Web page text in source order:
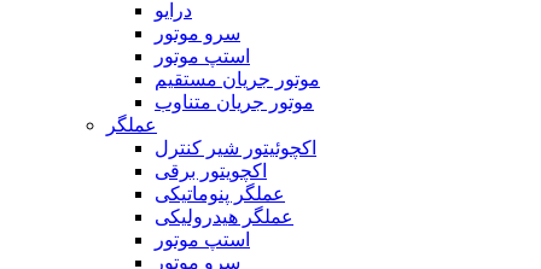
درایو
سرو موتور
استپ موتور
موتور جریان مستقیم
موتور جریان متناوب
عملگر
اکچوئیتور شیر کنترل
اکچویتور برقی
عملگر پنوماتیکی
عملگر هیدرولیکی
استپ موتور
سرو موتور